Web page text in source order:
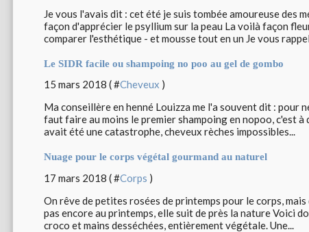
Je vous l'avais dit : cet été je suis tombée amoureuse des
façon d'apprécier le psyllium sur la peau La voilà façon
comparer l'esthétique - et mousse tout en un Je vous
Le SIDR facile ou shampoing no poo au gel de gombo
15 mars 2018 ( #Cheveux )
Ma conseillère en henné Louizza me l'a souvent dit : pour
faut faire au moins le premier shampoing en nopoo, c'est
avait été une catastrophe, cheveux rèches impossibles...
Nuage pour le corps végétal gourmand au naturel
17 mars 2018 ( #Corps )
On rêve de petites rosées de printemps pour le corps,
pas encore au printemps, elle suit de près la nature Voici
croco et mains desséchées, entièrement végétale. Une...